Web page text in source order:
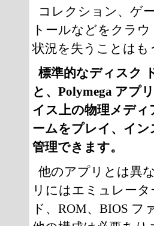
コレクション、ゲ
トールなどをクラ
状況を失うことはも
標準的なディスク
と、Polymega アプ
イス上の物理メデ
ームをプレイ、イ
管理できます。
他のアプリとは異
リにはエミュレー
ド、ROM、BIOS フ